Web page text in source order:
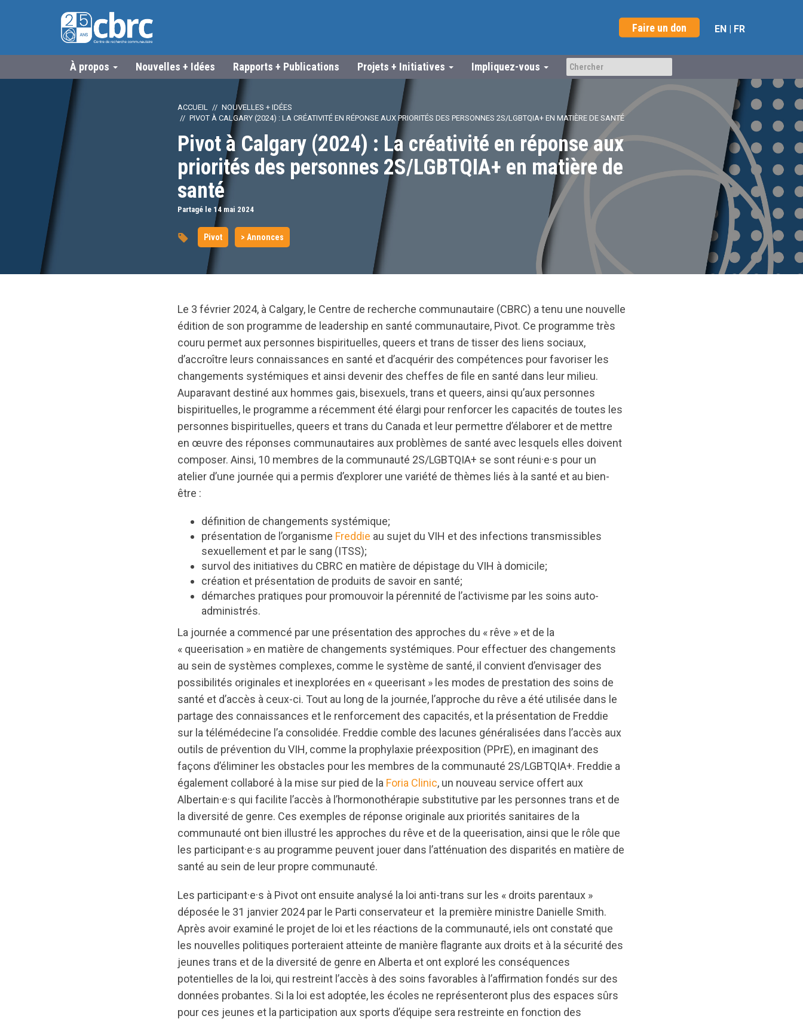
Faire un don EN | FR
À propos Nouvelles + Idées Rapports + Publications Projets + Initiatives Impliquez-vous
ACCUEIL
NOUVELLES + IDÉES
PIVOT À CALGARY (2024) : LA CRÉATIVITÉ EN RÉPONSE AUX PRIORITÉS DES PERSONNES 2S/LGBTQIA+ EN MATIÈRE DE SANTÉ
Pivot à Calgary (2024) : La créativité en réponse aux
priorités des personnes 2S/LGBTQIA+ en matière de
santé
Partagé le 14 mai 2024
Pivot > Annonces
Le 3 février 2024, à Calgary, le Centre de recherche communautaire (CBRC) a tenu une nouvelle
édition de son programme de leadership en santé communautaire, Pivot. Ce programme très
couru permet aux personnes bispirituelles, queers et trans de tisser des liens sociaux,
d’accroître leurs connaissances en santé et d’acquérir des compétences pour favoriser les
changements systémiques et ainsi devenir des cheffes de file en santé dans leur milieu.
Auparavant destiné aux hommes gais, bisexuels, trans et queers, ainsi qu’aux personnes
bispirituelles, le programme a récemment été élargi pour renforcer les capacités de toutes les
personnes bispirituelles, queers et trans du Canada et leur permettre d’élaborer et de mettre
en œuvre des réponses communautaires aux problèmes de santé avec lesquels elles doivent
composer. Ainsi, 10 membres de la communauté 2S/LGBTQIA+ se sont réuni·e·s pour un
atelier d’une journée qui a permis d’explorer une variété de thèmes liés à la santé et au bien-
être :
définition de changements systémique;
présentation de l’organisme Freddie au sujet du VIH et des infections transmissibles
sexuellement et par le sang (ITSS);
survol des initiatives du CBRC en matière de dépistage du VIH à domicile;
création et présentation de produits de savoir en santé;
démarches pratiques pour promouvoir la pérennité de l’activisme par les soins auto-
administrés.
La journée a commencé par une présentation des approches du « rêve » et de la
« queerisation » en matière de changements systémiques. Pour effectuer des changements
au sein de systèmes complexes, comme le système de santé, il convient d’envisager des
possibilités originales et inexplorées en « queerisant » les modes de prestation des soins de
santé et d’accès à ceux-ci. Tout au long de la journée, l’approche du rêve a été utilisée dans le
partage des connaissances et le renforcement des capacités, et la présentation de Freddie
sur la télémédecine l’a consolidée. Freddie comble des lacunes généralisées dans l’accès aux
outils de prévention du VIH, comme la prophylaxie préexposition (PPrE), en imaginant des
façons d’éliminer les obstacles pour les membres de la communauté 2S/LGBTQIA+. Freddie a
également collaboré à la mise sur pied de la Foria Clinic, un nouveau service offert aux
Albertain·e·s qui facilite l’accès à l’hormonothérapie substitutive par les personnes trans et de
la diversité de genre. Ces exemples de réponse originale aux priorités sanitaires de la
communauté ont bien illustré les approches du rêve et de la queerisation, ainsi que le rôle que
les participant·e·s au programme peuvent jouer dans l’atténuation des disparités en matière de
santé au sein de leur propre communauté.
Les participant·e·s à Pivot ont ensuite analysé la loi anti-trans sur les « droits parentaux »
déposée le 31 janvier 2024 par le Parti conservateur et la première ministre Danielle Smith.
Après avoir examiné le projet de loi et les réactions de la communauté, iels ont constaté que
les nouvelles politiques porteraient atteinte de manière flagrante aux droits et à la sécurité des
jeunes trans et de la diversité de genre en Alberta et ont exploré les conséquences
potentielles de la loi, qui restreint l’accès à des soins favorables à l’affirmation fondés sur des
données probantes. Si la loi est adoptée, les écoles ne représenteront plus des espaces sûrs
pour ces jeunes et la participation aux sports d’équipe sera restreinte en fonction des